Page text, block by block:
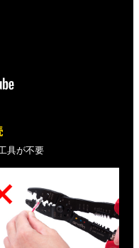
具が不要